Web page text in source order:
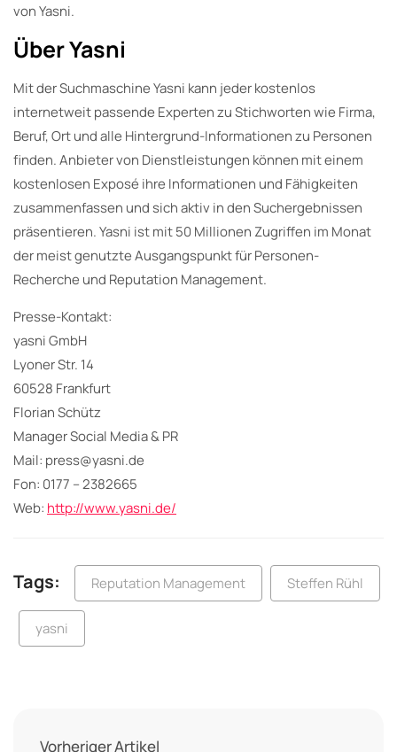
von Yasni.
Über Yasni
Mit der Suchmaschine Yasni kann jeder kostenlos
internetweit passende Experten zu Stichworten wie Firma,
Beruf, Ort und alle Hintergrund-Informationen zu Personen
finden. Anbieter von Dienstleistungen können mit einem
kostenlosen Exposé ihre Informationen und Fähigkeiten
zusammenfassen und sich aktiv in den Suchergebnissen
präsentieren. Yasni ist mit 50 Millionen Zugriffen im Monat
der meist genutzte Ausgangspunkt für Personen-
Recherche und Reputation Management.
Presse-Kontakt:
yasni GmbH
Lyoner Str. 14
60528 Frankfurt
Florian Schütz
Manager Social Media & PR
Mail: press@yasni.de
Fon: 0177 – 2382665
Web: http://www.yasni.de/
Tags: Reputation Management Steffen Rühl
yasni
Vorheriger Artikel